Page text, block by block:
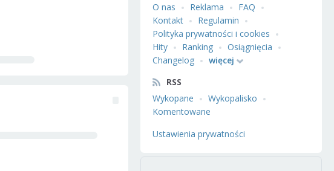
O nas
Reklama
FAQ
Kontakt
Regulamin
Polityka prywatności i cookies
Hity
Ranking
Osiągnięcia
Changelog
więcej
RSS
Wykopane
Wykopalisko
Komentowane
Ustawienia prywatności